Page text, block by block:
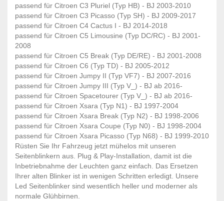
passend für Citroen C3 Pluriel (Typ HB) - BJ 2003-2010
passend für Citroen C3 Picasso (Typ SH) - BJ 2009-2017
passend für Citroen C4 Cactus I - BJ 2014-2018
passend für Citroen C5 Limousine (Typ DC/RC) - BJ 2001-
2008
passend für Citroen C5 Break (Typ DE/RE) - BJ 2001-2008
passend für Citroen C6 (Typ TD) - BJ 2005-2012
passend für Citroen Jumpy II (Typ VF7) - BJ 2007-2016
passend für Citroen Jumpy III (Typ V_) - BJ ab 2016-
passend für Citroen Spacetourer (Typ V_) - BJ ab 2016-
passend für Citroen Xsara (Typ N1) - BJ 1997-2004
passend für Citroen Xsara Break (Typ N2) - BJ 1998-2006
passend für Citroen Xsara Coupe (Typ N0) - BJ 1998-2004
passend für Citroen Xsara Picasso (Typ N68) - BJ 1999-2010
Rüsten Sie Ihr Fahrzeug jetzt mühelos mit unseren
Seitenblinkern aus. Plug & Play-Installation, damit ist die
Inbetriebnahme der Leuchten ganz einfach. Das Ersetzen
Ihrer alten Blinker ist in wenigen Schritten erledigt. Unsere
Led Seitenblinker sind wesentlich heller und moderner als
normale Glühbirnen.